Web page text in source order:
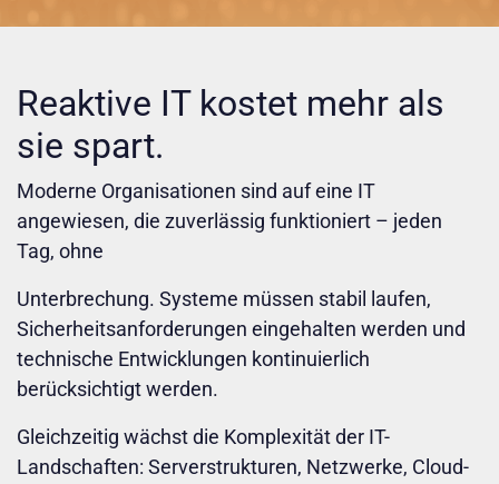
Reaktive IT kostet mehr als
sie spart.
Moderne Organisationen sind auf eine IT
angewiesen, die zuverlässig funktioniert – jeden
Tag, ohne
Unterbrechung. Systeme müssen stabil laufen,
Sicherheitsanforderungen eingehalten werden und
technische Entwicklungen kontinuierlich
berücksichtigt werden.
Gleichzeitig wächst die Komplexität der IT-
Landschaften: Serverstrukturen, Netzwerke, Cloud-
geregelte Prozesse